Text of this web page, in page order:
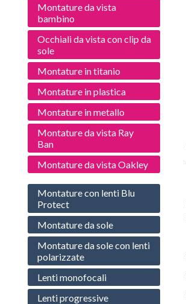
Montature da vista
bambino
Occhiali da vista con clip da
sole
Montature in titanio
Montature in plastica
Montature in metallo
Montature da vista Ray
Ban
Montature da vista Oakley
Montature con lenti Blu
Protect
Montature da sole
Montature da sole con lenti
polarizzate
Lenti monofocali
Lenti progressive